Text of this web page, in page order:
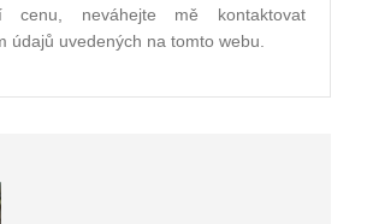
cenu, neváhejte mě kontaktovat
údajů uvedených na tomto webu.